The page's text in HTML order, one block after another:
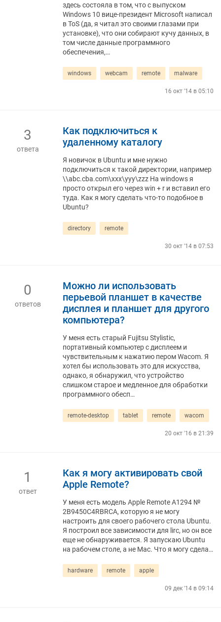
здесь состояла в том, что с выпуском
Windows 10 вице-президент Microsoft написал
в ToS (да, я читал это своими глазами при
установке), что они собирают кучу данных, в
том числе данные программного
обеспечения,…
windows webcam remote malware
16 окт '14 в 05:10
3
ответа
Как подключиться к
удаленному каталогу
Я новичок в Ubuntu и мне нужно
подключиться к такой директории, например
\\abc.cba.com\xxx\yyy\zzz На windows я
просто открыл его через win + r и вставил его
туда. Как я могу сделать что-то подобное в
Ubuntu?
directory remote
30 окт '14 в 07:53
0
ответов
Можно ли использовать
перьевой планшет в качестве
дисплея и планшет для другого
компьютера?
У меня есть старый Fujitsu Stylistic,
портативный компьютер с дисплеем и
чувствительным к нажатию пером Wacom. Я
хотел бы использовать это для искусства,
однако, я обнаружил, что устройство
слишком старое и медленное для обработки
программного обесп…
remote-desktop tablet remote wacom
20 окт '16 в 21:39
1
ответ
Как я могу активировать свой
Apple Remote?
У меня есть модель Apple Remote A1294 №
2B9450C4RBRCA, которую я не могу
настроить для своего рабочего стола Ubuntu.
Я построил все зависимости для lirc, но он все
еще не обнаруживается. Я запускаю Ubuntu
на рабочем столе, а не Mac. Что я могу сдела…
hardware remote apple
09 дек '14 в 09:14